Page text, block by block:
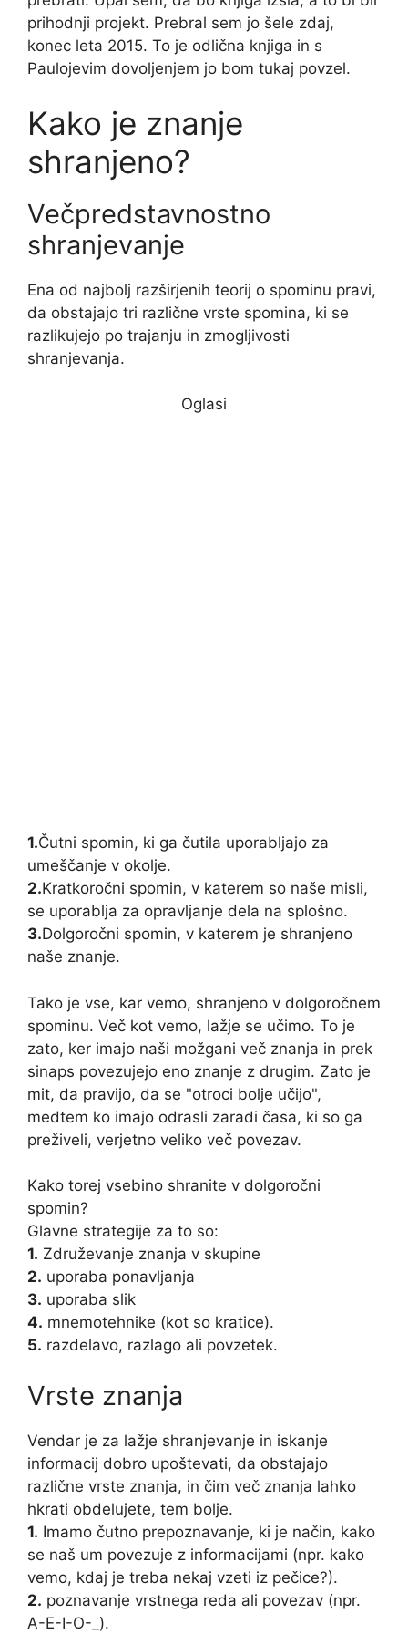
prihodnji projekt. Prebral sem jo šele zdaj,
konec leta 2015. To je odlična knjiga in s
Paulojevim dovoljenjem jo bom tukaj povzel.
Kako je znanje
shranjeno?
Večpredstavnostno
shranjevanje
Ena od najbolj razširjenih teorij o spominu pravi,
da obstajajo tri različne vrste spomina, ki se
razlikujejo po trajanju in zmogljivosti
shranjevanja.
Oglasi
1.Čutni spomin, ki ga čutila uporabljajo za
umeščanje v okolje.
2.Kratkoročni spomin, v katerem so naše misli,
se uporablja za opravljanje dela na splošno.
3.Dolgoročni spomin, v katerem je shranjeno
naše znanje.
Tako je vse, kar vemo, shranjeno v dolgoročnem
spominu. Več kot vemo, lažje se učimo. To je
zato, ker imajo naši možgani več znanja in prek
sinaps povezujejo eno znanje z drugim. Zato je
mit, da pravijo, da se "otroci bolje učijo",
medtem ko imajo odrasli zaradi časa, ki so ga
preživeli, verjetno veliko več povezav.
Kako torej vsebino shranite v dolgoročni
spomin?
Glavne strategije za to so:
1. Združevanje znanja v skupine
2. uporaba ponavljanja
3. uporaba slik
4. mnemotehnike (kot so kratice).
5. razdelavo, razlago ali povzetek.
Vrste znanja
Vendar je za lažje shranjevanje in iskanje
informacij dobro upoštevati, da obstajajo
različne vrste znanja, in čim več znanja lahko
hkrati obdelujete, tem bolje.
1. Imamo čutno prepoznavanje, ki je način, kako
se naš um povezuje z informacijami (npr. kako
vemo, kdaj je treba nekaj vzeti iz pečice?).
2. poznavanje vrstnega reda ali povezav (npr.
A-E-I-O-_).